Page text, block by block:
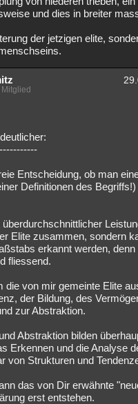
und dies in breiter
der jetzigen elite,
Entscheidung, ob man
Definitionen des
Elite zusammen, sondern
erkannt werden,
fliessend.
die von mir gemeinte Elite
der Bildung, des
zur Abstraktion.
Abstraktion bilden
Erkennen und die Analyse
von Strukturen und
das von Dir erwähnte
erst entstehen.